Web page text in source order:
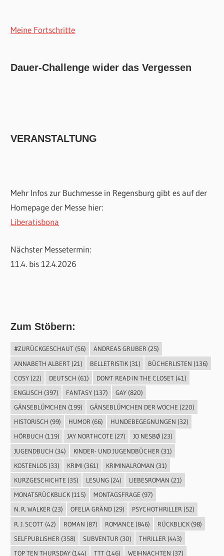
Meine Fortschritte
Dauer-Challenge wider das Vergessen
VERANSTALTUNG
Mehr Infos zur Buchmesse in Regensburg gibt es auf der
Homepage der Messe hier:
Liberatisbona
Nächster Messetermin:
11.4. bis 12.4.2026
Zum Stöbern:
#ZURÜCKGESCHAUT(56) ANDREAS GRUBER(25)
ANNABETH ALBERT(21) BELLETRISTIK(31) BÜCHERLISTEN (136)
COSY(22) DEUTSCH (61) DON'T READ IN THE CLOSET(41)
ENGLISCH (397) FANTASY(137) GAY(820)
GÄNSEBLÜMCHEN (199) GÄNSEBLÜMCHEN DER WOCHE (220)
HISTORISCH (99) HUMOR(66) HUNDEBEGEGNUNGEN (32)
HÖRBUCH (119) JAY NORTHCOTE (27) JO NESBØ(23)
JUGENDBUCH (34) KINDER- UND JUGENDBÜCHER (31)
KOSTENLOS(33) KRIMI(361) KRIMINALROMAN (31)
KURZGESCHICHTE (35) LESUNG(24) LIEBESROMAN (21)
MONATSRÜCKBLICK(115) MONTAGSFRAGE (97)
N. R. WALKER(23) OFELIA GRÄND(29) PSYCHOTHRILLER(52)
R. J. SCOTT(42) ROMAN (87) ROMANCE (846) RÜCKBLICK(98)
SELFPUBLISHER (358) SUBVENTUR (30) THRILLER (443)
TOP TEN THURSDAY(144) TTT(146) WEIHNACHTEN (37)